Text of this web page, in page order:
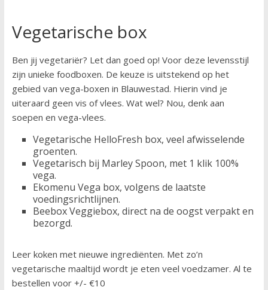
Vegetarische box
Ben jij vegetariër? Let dan goed op! Voor deze levensstijl
zijn unieke foodboxen. De keuze is uitstekend op het
gebied van vega-boxen in Blauwestad. Hierin vind je
uiteraard geen vis of vlees. Wat wel? Nou, denk aan
soepen en vega-vlees.
Vegetarische HelloFresh box, veel afwisselende
groenten.
Vegetarisch bij Marley Spoon, met 1 klik 100%
vega.
Ekomenu Vega box, volgens de laatste
voedingsrichtlijnen.
Beebox Veggiebox, direct na de oogst verpakt en
bezorgd.
Leer koken met nieuwe ingrediënten. Met zo’n
vegetarische maaltijd wordt je eten veel voedzamer. Al te
bestellen voor +/- €10